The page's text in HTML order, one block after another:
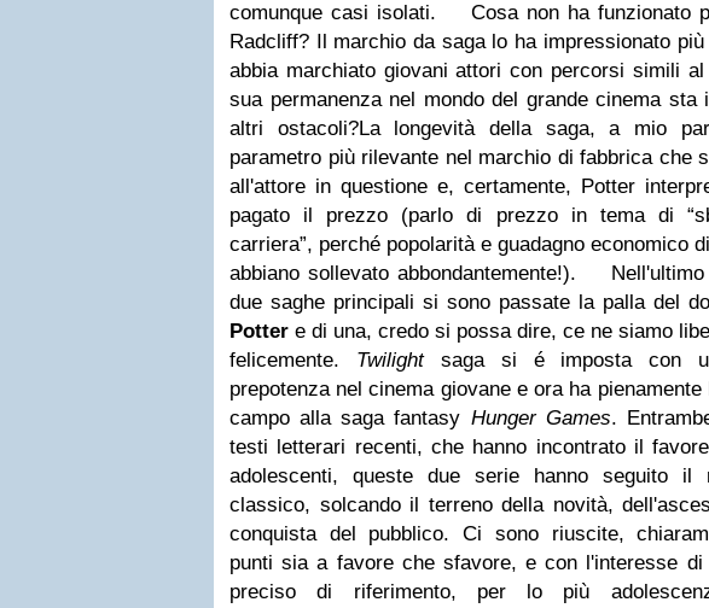
comunque casi isolati.
Cosa non ha funzionato
Radcliff? Il marchio da saga lo ha impressionato più
abbia marchiato giovani attori con percorsi simili
sua permanenza nel mondo del grande cinema sta
altri ostacoli?La longevità della saga, a mio
parametro più rilevante nel marchio di fabbrica che
all'attore in questione e, certamente, Potter
pagato il prezzo (parlo di prezzo in tema di
carriera”, perché popolarità e guadagno economico
abbiano sollevato abbondantemente!).
due saghe principali si sono passate la palla del
Potter e di una, credo si possa dire, ce ne siamo
felicemente. Twilightsaga si é imposta con
prepotenza nel cinema giovane e ora ha
campo alla saga fantasy Hunger Games.
testi letterari recenti, che hanno incontrato il
adolescenti, queste due serie hanno seguito il
classico, solcando il terreno della novità,
conquista del pubblico. Ci sono riuscite,
punti sia a favore che sfavore, e con l'interesse di
preciso di riferimento, per lo più